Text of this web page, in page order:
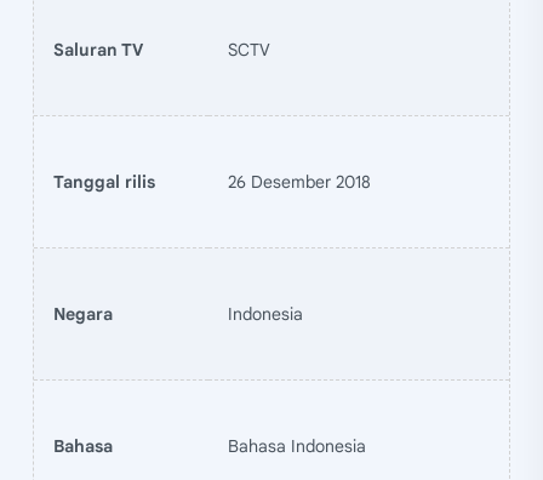
Saluran TV SCTV
Tanggal rilis 26 Desember 2018
Negara Indonesia
Bahasa Bahasa Indonesia